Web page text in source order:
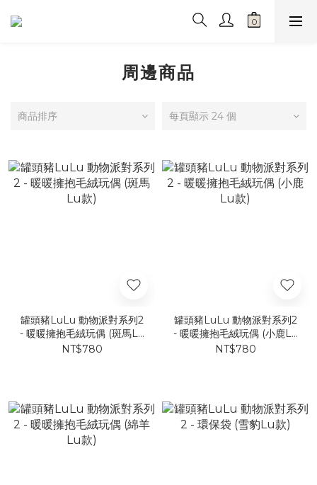
周邊商品
商品排序 每頁顯示 24 個
罐頭豬LuLu 動物派對系列2
- 暖暖擁抱毛絨玩偶 (斑馬Lu
款)
NT$780
罐頭豬LuLu 動物派對系列2
- 暖暖擁抱毛絨玩偶 (小鹿Lu
款)
NT$780